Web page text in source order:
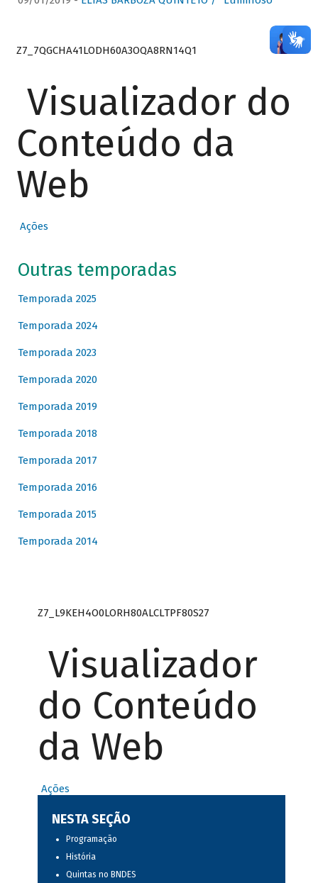
Z7_7QGCHA41LODH60A3OQA8RN14Q1
Visualizador do
Conteúdo da
Web
Ações
Outras temporadas
Temporada 2025
Temporada 2024
Temporada 2023
Temporada 2020
Temporada 2019
Temporada 2018
Temporada 2017
Temporada 2016
Temporada 2015
Temporada 2014
Z7_L9KEH4O0LORH80ALCLTPF80S27
Visualizador
do Conteúdo
da Web
Ações
NESTA SEÇÃO
Programação
História
Quintas no BNDES